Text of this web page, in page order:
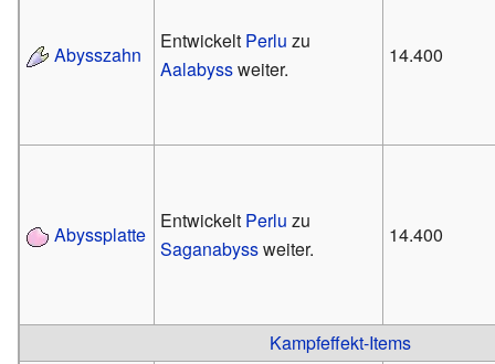
Abysszahn
Entwickelt Perlu zu
Aalabyssweiter.
14.400
Abyssplatte
Entwickelt Perlu zu
Saganabyssweiter.
14.400
Kampfeffekt-Items